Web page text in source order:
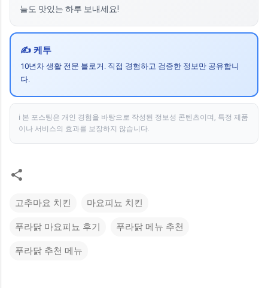
늘도 맛있는 하루 보내세요!
✍️ 케투
10년차 생활 전문 블로거. 직접 경험하고 검증한 정보만 공유합니
다.
ℹ️ 본 포스팅은 개인 경험을 바탕으로 작성된 정보성 콘텐츠이며, 특정 제품
이나 서비스의 효과를 보장하지 않습니다.
고추마요 치킨 마요피뇨 치킨
푸라닭 마요피뇨 후기 푸라닭 메뉴 추천
푸라닭 추천 메뉴